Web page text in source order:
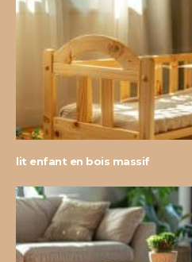
lit enfant en bois massif